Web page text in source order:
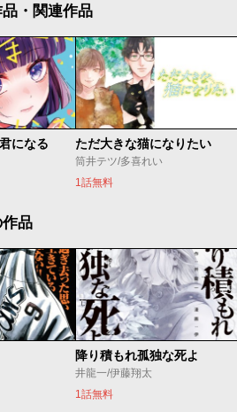
・関連作品
になる ただ大きな猫になりたい
筒井テツ/多喜れい
1話無料
作品
降り積もれ孤独な死よ
井龍一/伊藤翔太
1話無料